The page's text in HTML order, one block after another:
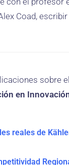
Coad, escribir
sobre el
en
reales de